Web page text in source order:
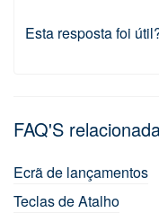
Esta resposta foi
FAQ'S
Ecrã de lançamentos
Teclas de Atalho